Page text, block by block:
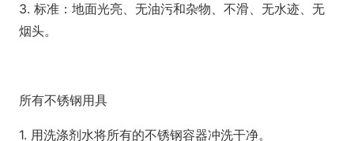
3. 标准：地面光亮、无油污和杂物、不滑、无水迹、无
烟头。
所有不锈钢用具
1. 用洗涤剂水将所有的不锈钢容器冲洗干净。